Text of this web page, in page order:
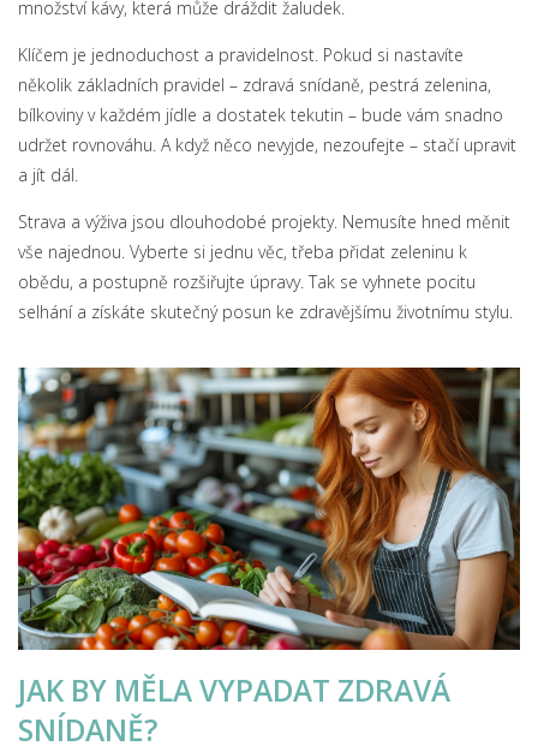
množství kávy, která může dráždit žaludek.
Klíčem je jednoduchost a pravidelnost. Pokud si nastavíte
několik základních pravidel – zdravá snídaně, pestrá zelenina,
bílkoviny v každém jídle a dostatek tekutin – bude vám snadno
udržet rovnováhu. A když něco nevyjde, nezoufejte – stačí upravit
a jít dál.
Strava a výživa jsou dlouhodobé projekty. Nemusíte hned měnit
vše najednou. Vyberte si jednu věc, třeba přidat zeleninu k
obědu, a postupně rozšiřujte úpravy. Tak se vyhnete pocitu
selhání a získáte skutečný posun ke zdravějšímu životnímu stylu.
JAK BY MĚLA VYPADAT ZDRAVÁ
SNÍDANĚ?